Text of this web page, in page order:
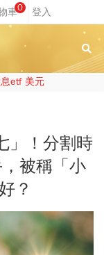
0
etf 美元
」！分割時
被稱「小
？